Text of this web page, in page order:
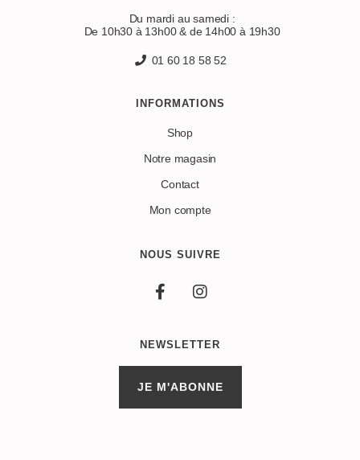
Du mardi au samedi :
De 10h30 à 13h00 & de 14h00 à 19h30
01 60 18 58 52
INFORMATIONS
Shop
Notre magasin
Contact
Mon compte
NOUS SUIVRE
NEWSLETTER
JE M'ABONNE